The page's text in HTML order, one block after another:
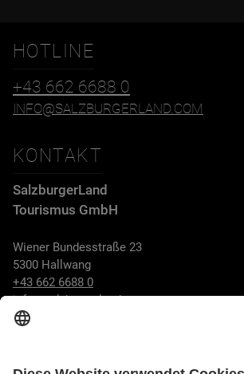
HOTLINE
+43 662 6688 0
INFO@SALZBURGERLAND.COM
KONTAKT
SalzburgerLand
Tourismus GmbH
Wiener Bundesstraße 23
5300 Hallwang
+43 662 6688 0
info@salzburgerland.com